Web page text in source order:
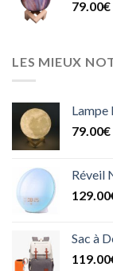
79.00€
LES MIEUX
Lampe
79.00€
Réveil
129.00
Sac à
119.00